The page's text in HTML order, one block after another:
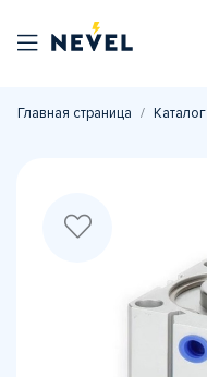
Главная страница Каталог